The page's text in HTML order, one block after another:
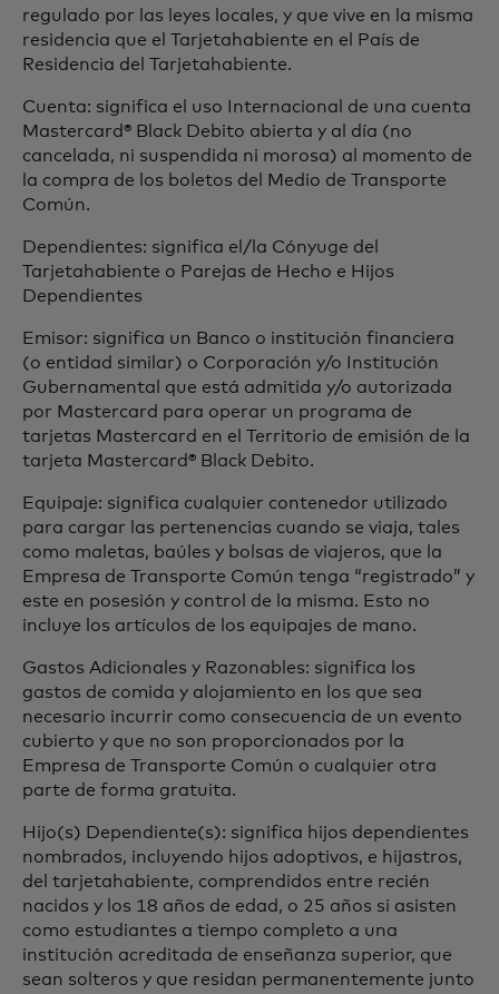
regulado por las leyes locales, y que vive en la misma
residencia que el Tarjetahabiente en el País de
Residencia del Tarjetahabiente.
Cuenta: significa el uso Internacional de una cuenta
Mastercard® Black Debito abierta y al día (no
cancelada, ni suspendida ni morosa) al momento de
la compra de los boletos del Medio de Transporte
Común.
Dependientes: significa el/la Cónyuge del
Tarjetahabiente o Parejas de Hecho e Hijos
Dependientes
Emisor: significa un Banco o institución financiera
(o entidad similar) o Corporación y/o Institución
Gubernamental que está admitida y/o autorizada
por Mastercard para operar un programa de
tarjetas Mastercard en el Territorio de emisión de la
tarjeta Mastercard® Black Debito.
Equipaje: significa cualquier contenedor utilizado
para cargar las pertenencias cuando se viaja, tales
como maletas, baúles y bolsas de viajeros, que la
Empresa de Transporte Común tenga “registrado” y
este en posesión y control de la misma. Esto no
incluye los artículos de los equipajes de mano.
Gastos Adicionales y Razonables: significa los
gastos de comida y alojamiento en los que sea
necesario incurrir como consecuencia de un evento
cubierto y que no son proporcionados por la
Empresa de Transporte Común o cualquier otra
parte de forma gratuita.
Hijo(s) Dependiente(s): significa hijos dependientes
nombrados, incluyendo hijos adoptivos, e hijastros,
del tarjetahabiente, comprendidos entre recién
nacidos y los 18 años de edad, o 25 años si asisten
como estudiantes a tiempo completo a una
institución acreditada de enseñanza superior, que
sean solteros y que residan permanentemente junto